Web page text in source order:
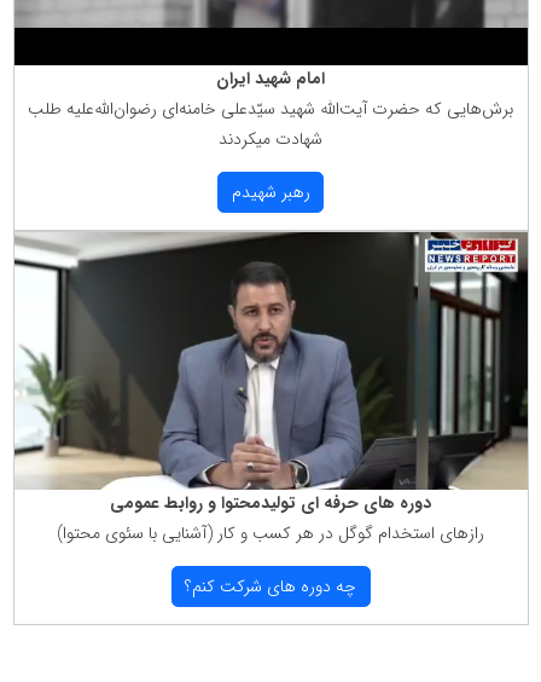
امام شهید ایران
برش‌هایی كه حضرت آیت‌الله شهید سیّدعلی خامنه‌ای رضوان‌الله‌علیه طلب
شهادت میكردند
رهبر شهیدم
دوره های حرفه ای تولیدمحتوا و روابط عمومی
رازهای استخدام گوگل در هر كسب و كار (آشنایی با سئوی محتوا)
چه دوره های شركت كنم؟